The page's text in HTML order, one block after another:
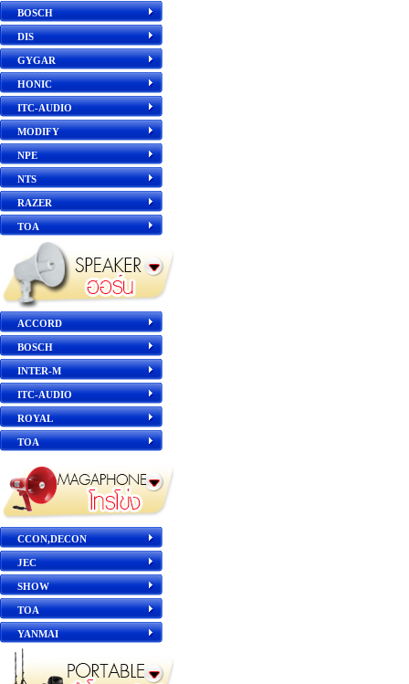
BOSCH
DIS
GYGAR
HONIC
ITC-AUDIO
MODIFY
NPE
NTS
RAZER
TOA
ACCORD
BOSCH
INTER-M
ITC-AUDIO
ROYAL
TOA
CCON,DECON
JEC
SHOW
TOA
YANMAI